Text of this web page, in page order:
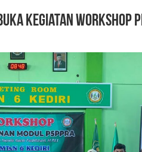
Kegiatan Workshop